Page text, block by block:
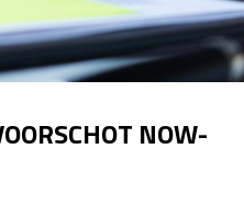
NOW-